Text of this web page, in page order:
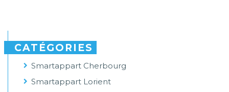
CATÉGORIES
Smartappart Cherbourg
Smartappart Lorient